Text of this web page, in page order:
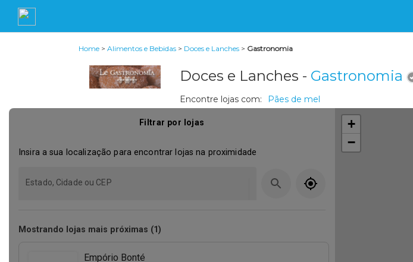
Home > Alimentos e Bebidas > Doces e Lanches > Gastronomia
Doces e Lanches - Gastronomia
Encontre lojas com: Pães de mel